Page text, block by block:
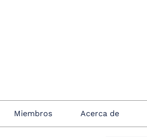
Miembros Acerca de